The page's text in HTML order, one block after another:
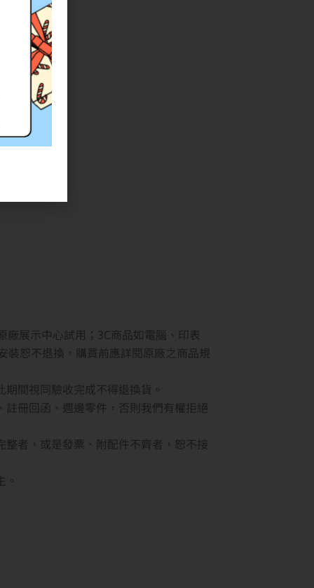
展示中心試用；3C商品如電腦、印表
恕不退換，購買前應詳閱原廠之商品規
間視同驗收完成不得退換貨。
冊回函、週邊零件，否則我們有權拒絕
者，或是發票、附配件不齊者，恕不接